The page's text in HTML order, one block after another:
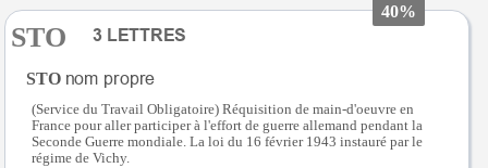
40%
STO
STO
(Service du Travail Obligatoire) Réquisition de main-d'oeuvre en
France pour aller participer à l'effort de guerre allemand pendant la
Seconde Guerre mondiale. La loi du 16 février 1943 instauré par le
régime de Vichy.